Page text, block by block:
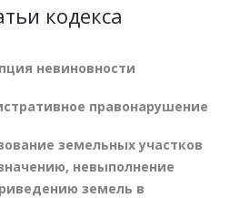
кодекса
невиновности
правонарушение
земельных участков
невыполнение
земель в